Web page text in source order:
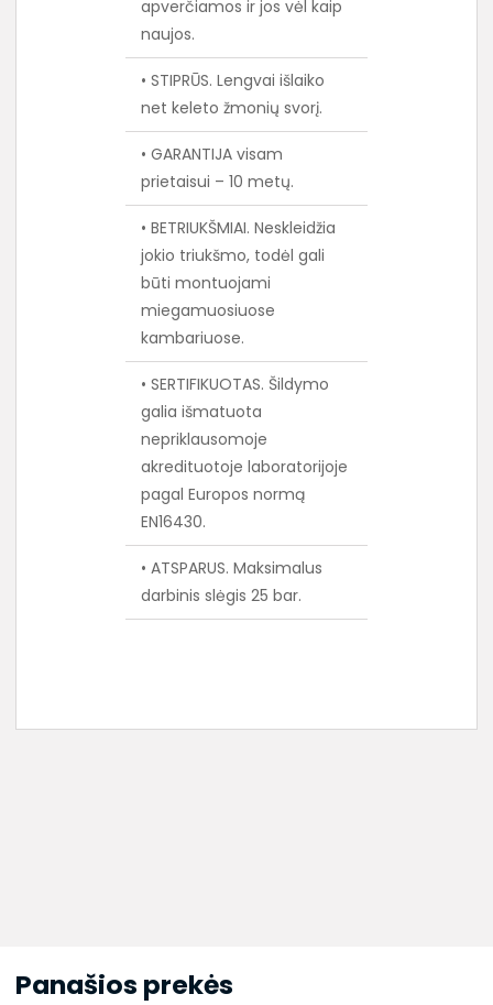
apverčiamos ir jos vėl kaip
naujos.
• STIPRŪS. Lengvai išlaiko
net keleto žmonių svorį.
• GARANTIJA visam
prietaisui – 10 metų.
• BETRIUKŠMIAI. Neskleidžia
jokio triukšmo, todėl gali
būti montuojami
miegamuosiuose
kambariuose.
• SERTIFIKUOTAS. Šildymo
galia išmatuota
nepriklausomoje
akredituotoje laboratorijoje
pagal Europos normą
EN16430.
• ATSPARUS. Maksimalus
darbinis slėgis 25 bar.
Panašios prekės